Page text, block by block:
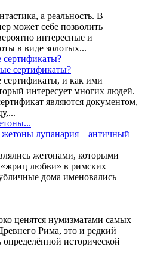
а реальность. В
может себе позволить
интересные и
в виде золотых...
и как ими
интересует многих людей.
являются документом,
жетонами, которыми
«жриц любви» в римских
дома именовались
ценятся нумизматами самых
Рима, это и редкий
исторической